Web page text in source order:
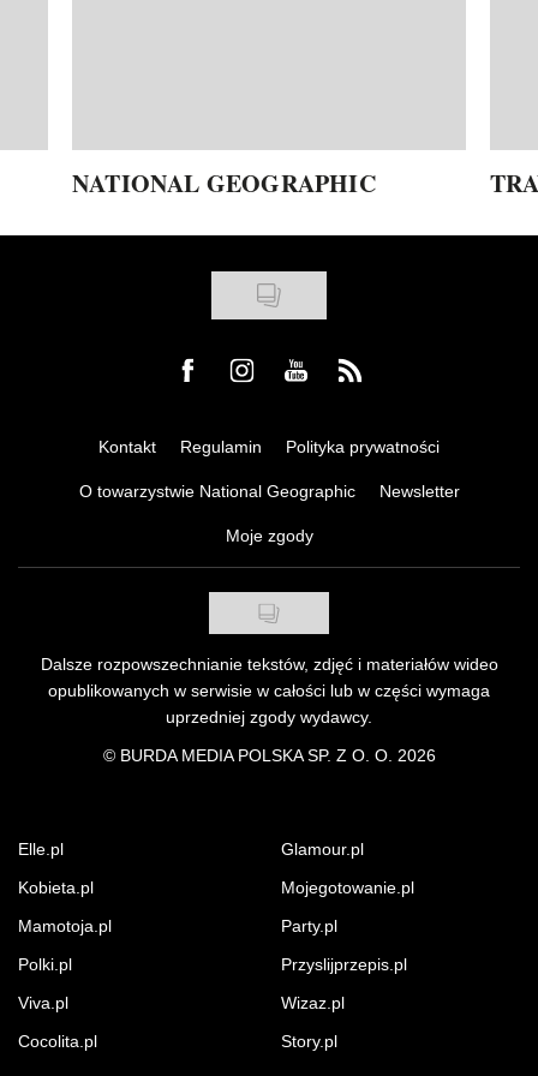
NATIONAL GEOGRAPHIC
Visit us on Facebook
Visit us on Instagram
Visit us on Youtube
Visit us on Rss
Kontakt Regulamin Polityka prywatności
O towarzystwie National Geographic Newsletter
Moje zgody
Dalsze rozpowszechnianie tekstów, zdjęć i materiałów wideo
opublikowanych w serwisie w całości lub w części wymaga
uprzedniej zgody wydawcy.
©BURDA MEDIA POLSKA SP. Z O. O. 2026
Elle.pl
Glamour.pl
Kobieta.pl
Mojegotowanie.pl
Mamotoja.pl
Party.pl
Polki.pl
Przyslijprzepis.pl
Viva.pl
Wizaz.pl
Cocolita.pl
Story.pl